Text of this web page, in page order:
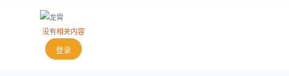
没有相关内容
登录